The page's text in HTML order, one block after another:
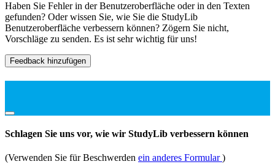
Haben Sie Fehler in der Benutzeroberfläche oder in den Texten
gefunden? Oder wissen Sie, wie Sie die StudyLib
Benutzeroberfläche verbessern können? Zögern Sie nicht,
Vorschläge zu senden. Es ist sehr wichtig für uns!
Feedback hinzufügen
Schlagen Sie uns vor, wie wir StudyLib verbessern können
(Verwenden Sie für Beschwerden ein anderes Formular)